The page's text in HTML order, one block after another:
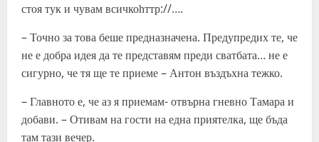
стоя тук и чувам всичкоһттр://….
– Точно за това беше предназначена. Предупредих те, че
не е добра идея да те представям преди сватбата… не е
сигурно, че тя ще те приеме – Антон въздъхна тежко.
– Главното е, че аз я приемам- отвърна гневно Тамара и
добави. – Отивам на гости на една приятелка, ще бъда
там тази вечер.